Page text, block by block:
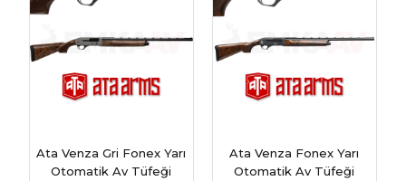
Ata Venza Gri Fonex Yarı
Otomatik Av Tüfeği
Ata Venza Fonex Yarı
Otomatik Av Tüfeği